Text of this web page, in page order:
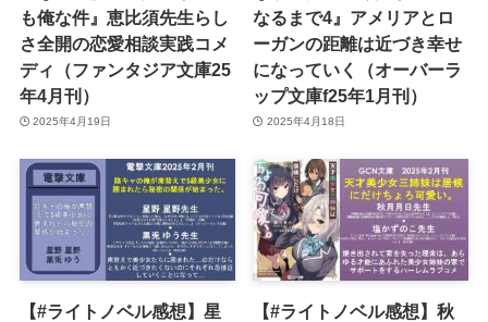
も俺な件』恵比須先生らし
さ全開の恋愛相談実践コメ
ディ（ファンタジア文庫25
年4月刊）
2025年4月19日
なるまで4』アメリアとロ
ーガンの距離は近づき幸せ
になっていく（オーバーラ
ップ文庫f25年1月刊）
2025年4月18日
【#ライトノベル感想】星
【#ライトノベル感想】秋